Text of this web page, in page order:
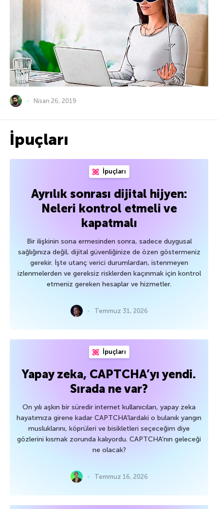
Nisan 26, 2019
İpuçları
İpuçları
Ayrılık sonrası dijital hijyen:
Neleri kontrol etmeli ve
kapatmalı
Bir ilişkinin sona ermesinden sonra, sadece duygusal
sağlığınıza değil, dijital güvenliğinize de özen göstermeniz
gerekir. İşte utanç verici durumlardan, istenmeyen
izlenmelerden ve gereksiz risklerden kaçınmak için kontrol
etmeniz gereken hesaplar ve hizmetler.
Temmuz 31, 2026
İpuçları
Yapay zeka, CAPTCHA’yı yendi.
Sırada ne var?
On yılı aşkın bir süredir internet kullanıcıları, yapay zeka
hayatımıza girene kadar CAPTCHA’lardaki o bulanık yangın
musluklarını, köprüleri ve bisikletleri seçeceğim diye
gözlerini kısmak zorunda kalıyordu. CAPTCHA’nın geleceği
ne olacak?
Temmuz 16, 2026